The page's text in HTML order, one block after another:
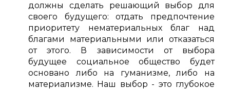
должны сделать решающий выбор для
своего будущего: отдать предпочтение
приоритету нематериальных благ над
благами материальными или отказаться
от этого. В зависимости от выбора
будущее социальное общество будет
основано либо на гуманизме, либо на
материализме. Наш выбор - это глубокое